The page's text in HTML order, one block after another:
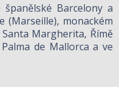
Barcelony a
(Marseille), monackém
Margherita, Římě
de Mallorca a ve